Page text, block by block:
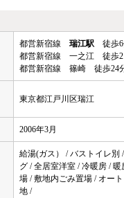
都営新宿線 瑞江駅 徒歩6
都営新宿線 一之江 徒歩
都営新宿線 篠崎 徒歩24
東京都江戸川区瑞江
2006年3月
給湯(ガス） / バストイレ別
グ / 全居室洋室 / 冷暖房 /
場 / 敷地内ごみ置場 / オー
地 /